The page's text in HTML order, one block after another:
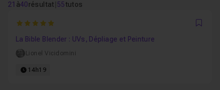
21 à40résultat 55tutos
5
La Bible Blender : UVs, Dépliage et Peinture
Lionel Vicidomini
14h19